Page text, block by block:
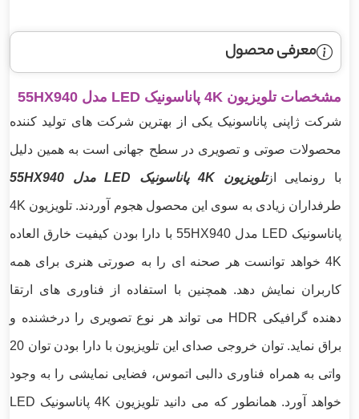
معرفی محصول
مشخصات تلویزیون 4K پاناسونیک LED مدل 55HX940
شرکت ژاپنی پاناسونیک یکی از بهترین شرکت های تولید کننده
محصولات صوتی و تصویری در سطح جهانی است به همین دلیل
با رونمایی ازتلویزیون 4K پاناسونیک LED مدل 55HX940
طرفداران زیادی به سوی این محصول هجوم آوردند. تلویزیون 4K
پاناسونیک LED مدل 55HX940 با دارا بودن کیفیت خارق العاده
4K خواهد توانست هر صحنه ای را به صورتی هنری برای همه
کاربران نمایش دهد. همچنین با استفاده از فناوری های ارتقا
دهنده گرافیکی HDR می تواند هر نوع تصویری را درخشنده و
براق نماید. توان خروجی صدای این تلویزیون با دارا بودن توان 20
واتی به همراه فناوری دالبی اتموس، فضایی نمایشی را به وجود
خواهد آورد. همانطور که می دانید تلویزیون 4K پاناسونیک LED